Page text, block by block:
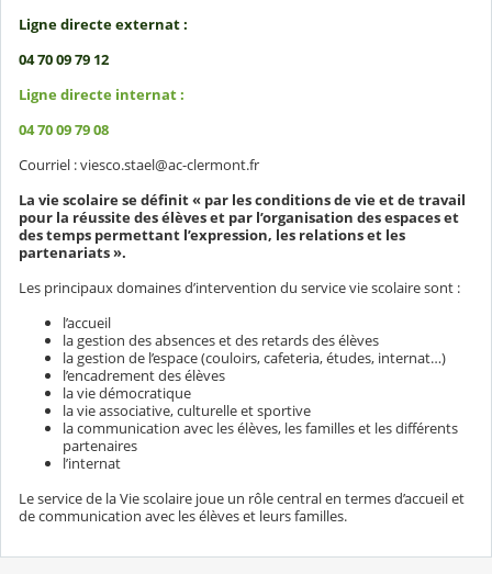
Ligne directe externat :
04 70 09 79 12
Ligne directe internat :
04 70 09 79 08
Courriel : viesco.stael@ac-clermont.fr
La vie scolaire se définit « par les conditions de vie et de travail
pour la réussite des élèves et par l’organisation des espaces et
des temps permettant l’expression, les relations et les
partenariats ».
Les principaux domaines d’intervention du service vie scolaire sont :
l’accueil
la gestion des absences et des retards des élèves
la gestion de l’espace (couloirs, cafeteria, études, internat…)
l’encadrement des élèves
la vie démocratique
la vie associative, culturelle et sportive
la communication avec les élèves, les familles et les différents
partenaires
l’internat
Le service de la Vie scolaire joue un rôle central en termes d’accueil et
de communication avec les élèves et leurs familles.